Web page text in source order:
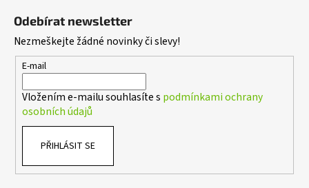
s
Odebírat newsletter
Nezmeškejte žádné novinky či slevy!
E-mail
Vložením e-mailu souhlasíte s podmínkami ochrany
osobních údajů
PŘIHLÁSIT SE